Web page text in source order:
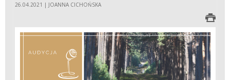
26.04.2021 | JOANNA CICHOŃSKA